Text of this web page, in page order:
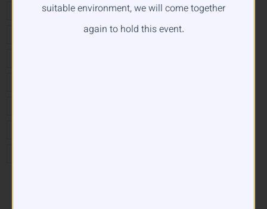
MISS IRAN 2023 MISS IRAN 2024
MISS IRAN 2025 MISS IRAN 2582
suitable environment, we will come together
again to hold this event.